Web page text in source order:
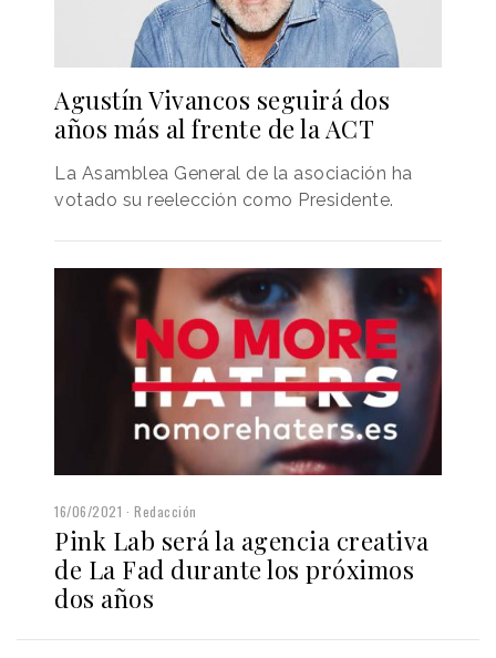
Agustín Vivancos seguirá dos
años más al frente de la ACT
La Asamblea General de la asociación ha
votado su reelección como Presidente.
16/06/2021 Redacción
Pink Lab será la agencia creativa
de La Fad durante los próximos
dos años